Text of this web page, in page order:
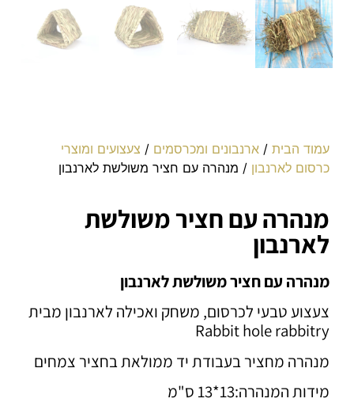
עמוד הבית /ארנבונים ומכרסמים / צעצועים ומוצרי
כרסום לארנבון / מנהרה עם חציר משולשת לארנבון
מנהרה עם חציר משולשת
לארנבון
מנהרה עם חציר משולשת לארנבון
צעצוע טבעי לכרסום, משחק ואכילה לארנבון מבית
Rabbit hole rabbitry
מנהרה מחציר בעבודת יד ממולאת בחציר צמחים
מידות המנהרה:13*13 ס"מ